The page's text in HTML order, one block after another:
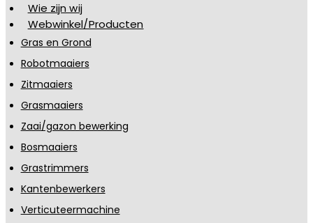
Wie zijn wij
Webwinkel/Producten
Gras en Grond
Robotmaaiers
Zitmaaiers
Grasmaaiers
Zaai/gazon bewerking
Bosmaaiers
Grastrimmers
Kantenbewerkers
Verticuteermachine